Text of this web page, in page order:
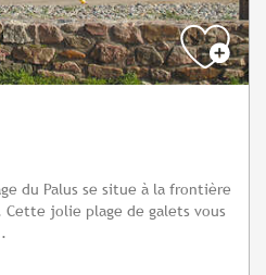
du Palus se situe à la frontière
jolie plage de galets vous